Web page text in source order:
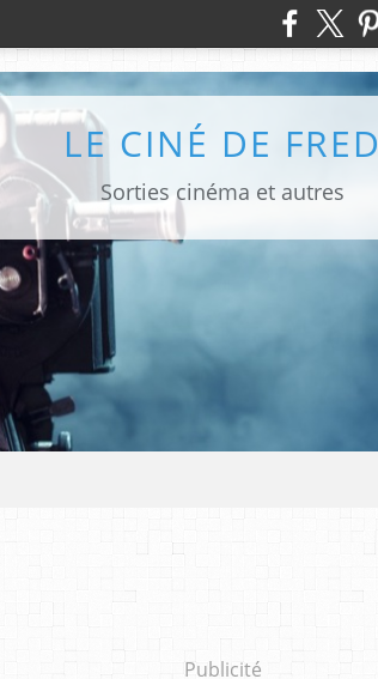
LE CINÉ DE FRED
Sorties cinéma et autres
Publicité